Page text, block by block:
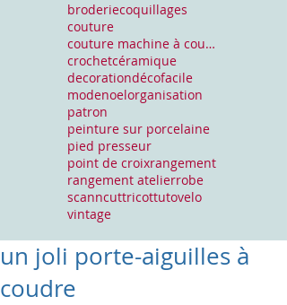
broderiecoquillages
couture
couture machine à coudre
crochetcéramique
decorationdécofacile
modenoelorganisation
patron
peinture sur porcelaine
pied presseur
point de croixrangement
rangement atelierrobe
scanncuttricottutovelo
vintage
un joli porte-aiguilles à
coudre